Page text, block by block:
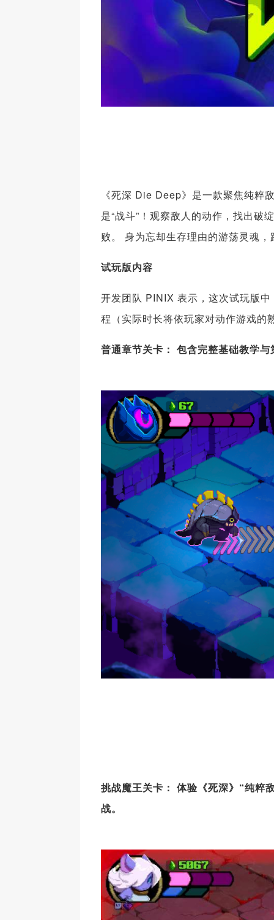
《死深 Die Deep》是一款聚焦纯粹
是“战斗”！观察敌人的动作，找出破
败。 身为忘却生存理由的游荡灵魂
试玩版内容
开发团队 PINIX 表示，这次试玩版
程（实际时长将依玩家对动作游戏的
普通章节关卡： 包含完整基础教学与
挑战魔王关卡： 体验《死深》 “纯粹
战。